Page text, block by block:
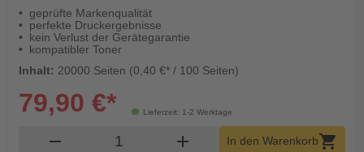
geprüfte Markenqualität
perfekte Druckergebnisse
kein Verlust der Gerätegarantie
kompatibler Toner
Inhalt: 20000 Seiten (0,40 €* / 100 Seiten)
Lieferzeit: 1-2 Werktage
79,90 €*
remove Produkt Warenkorb Menge
add In den Warenkorbshopping_cart